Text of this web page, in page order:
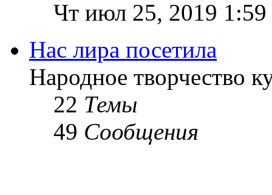
Чт июл 25, 2019 1:59
Нас лира посетила
Народное творчество
22 Темы
49 Сообщения